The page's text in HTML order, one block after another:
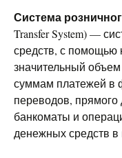
Система
Transfer System) —
средств, с помощью
значительный
суммам платежей в
переводов, прямого
банкоматы и
денежных средств в